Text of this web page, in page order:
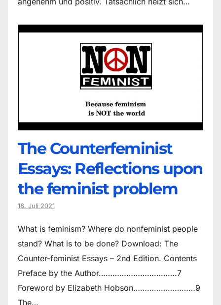
The Counter­feminist
Essays: Reflections upon
the feminist problem
18. Juli 2021
What is feminism? Where do non­feminist people
stand? What is to be done? Download: The
Counter-feminist Essays – 2nd Edition. Contents
Preface by the Author…………………………….7
Foreword by Elizabeth Hobson………………………9
The…